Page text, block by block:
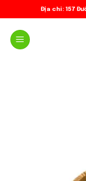
to
content
Địa chỉ: 157